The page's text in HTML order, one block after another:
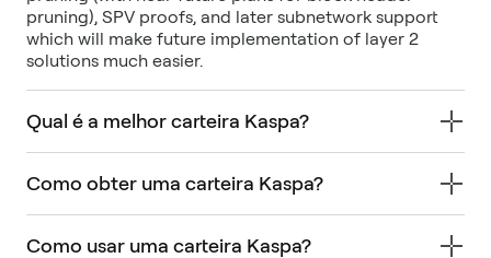
pruning), SPV proofs, and later subnetwork support
which will make future implementation of layer 2
solutions much easier.
Qual é a melhor carteira Kaspa?
Como obter uma carteira Kaspa?
Como usar uma carteira Kaspa?